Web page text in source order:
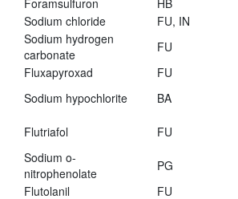
Foramsulfuron HB
Sodium chloride
FU, IN
Sodium hydrogen
carbonate
FU
Fluxapyroxad
FU
Sodium hypochlorite
BA
Flutriafol
FU
Sodium o-
nitrophenolate
PG
Flutolanil
FU